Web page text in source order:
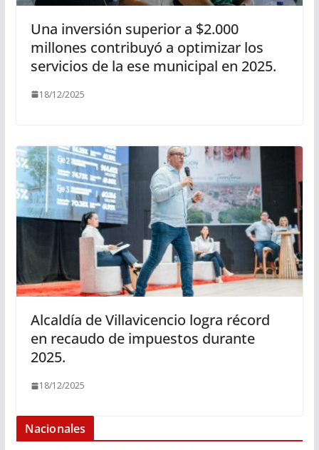
Una inversión superior a $2.000
millones contribuyó a optimizar los
servicios de la ese municipal en 2025.
18/12/2025
Alcaldía de Villavicencio logra récord
en recaudo de impuestos durante
2025.
18/12/2025
Nacionales